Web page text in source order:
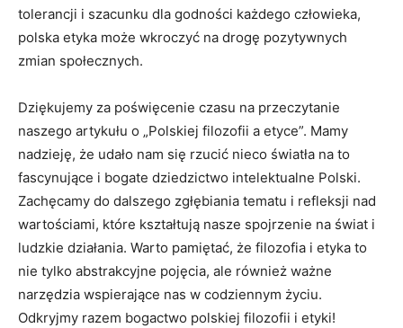
tolerancji i‍ szacunku dla godności każdego człowieka,
polska⁢ etyka może ‍wkroczyć na drogę⁣ pozytywnych
zmian społecznych.
Dziękujemy za poświęcenie czasu na‌ przeczytanie
naszego artykułu o „Polskiej filozofii a etyce”. Mamy‌
nadzieję, że udało nam się ​rzucić nieco światła na to
fascynujące i bogate dziedzictwo intelektualne Polski.
Zachęcamy do dalszego zgłębiania tematu i refleksji nad
⁣wartościami, ⁣które kształtują nasze spojrzenie na świat ⁤i
ludzkie działania. Warto pamiętać, że filozofia i etyka to⁣
nie tylko abstrakcyjne pojęcia, ⁤ale również ⁢ważne
narzędzia ⁣wspierające nas w codziennym życiu.
Odkryjmy razem bogactwo polskiej filozofii i etyki!